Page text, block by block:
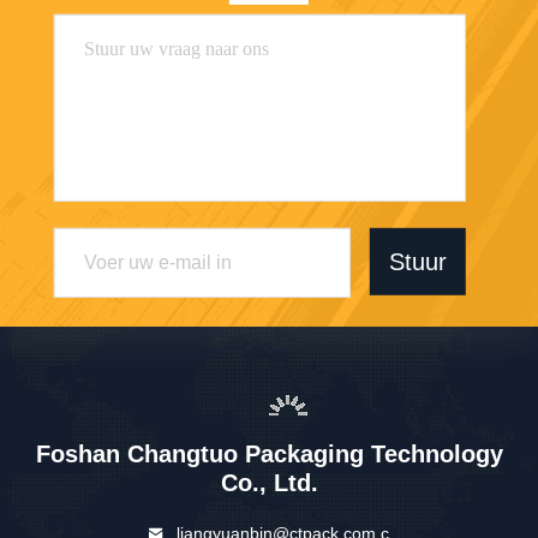
Stuur
Foshan Changtuo Packaging Technology
Co., Ltd.
liangyuanbin@ctpack.com.c